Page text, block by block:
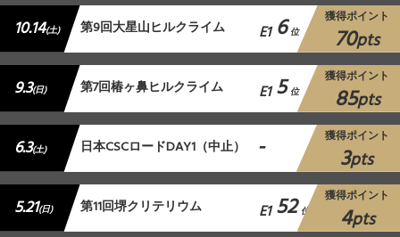
10.14(土) 第9回大星山ヒルクライム E1 6 位
獲得ポイント
70pts
9.3(日) 第7回椿ヶ鼻ヒルクライム E1 5 位
獲得ポイント
85pts
6.3(土) 日本CSCロードDAY1（中止） - 獲得ポイント
3pts
5.21(日) 第11回堺クリテリウム E1 52 位
獲得ポイント
4pts